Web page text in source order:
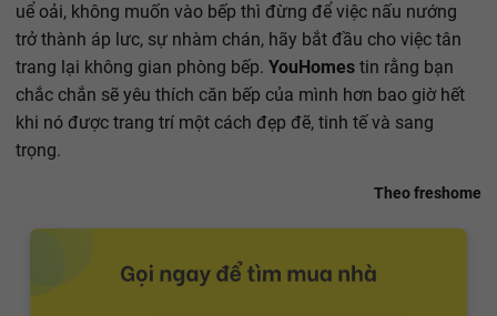
uể oải, không muốn vào bếp thì đừng để việc nấu nướng
trở thành áp lưc, sự nhàm chán, hãy bắt đầu cho việc tân
trang lại không gian phòng bếp. YouHomes tin rằng bạn
chắc chắn sẽ yêu thích căn bếp của mình hơn bao giờ hết
khi nó được trang trí một cách đẹp đẽ, tinh tế và sang
trọng.
Theo freshome